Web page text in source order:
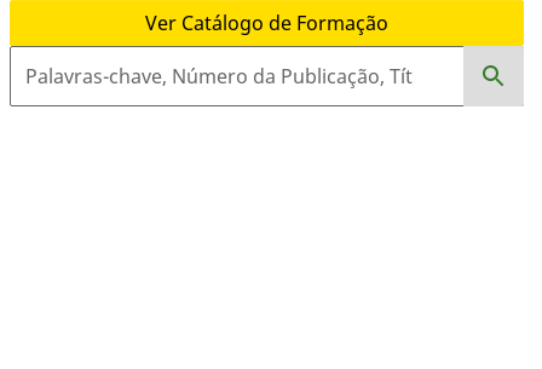
Ver Catálogo de Formação